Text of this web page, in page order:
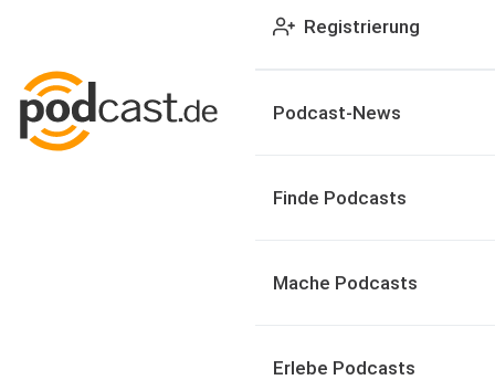
Registrierung
Podcast-News
Finde Podcasts
Mache Podcasts
Erlebe Podcasts